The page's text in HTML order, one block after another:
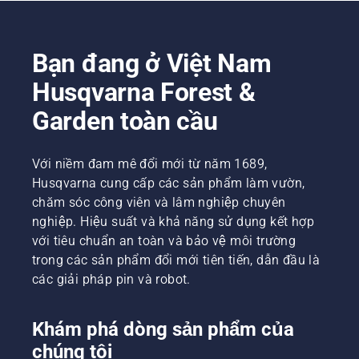
tư vào
cưa xích
Husqvarna
với
phanh
TrioBrake
độc đáo.
đầu tư
cuối
cùng đã
chứng
minh là
mang lại
nhuận.
Người
dùng
hoặc sử
dụng
tua-vít
nếu cần.
thiện
trưởng
cũng
như duy
gian
xanh ở
các khu
vực đô
thị.
Bạn đang ở Việt Nam
Husqvarna Forest &
Garden toàn cầu
Với niềm đam mê đổi mới từ năm 1689,
Husqvarna cung cấp các sản phẩm làm vườn,
chăm sóc công viên và lâm nghiệp chuyên
nghiệp. Hiệu suất và khả năng sử dụng kết hợp
với tiêu chuẩn an toàn và bảo vệ môi trường
trong các sản phẩm đổi mới tiên tiến, dẫn đầu là
các giải pháp pin và robot.
Khám phá dòng sản phẩm của
chúng tôi